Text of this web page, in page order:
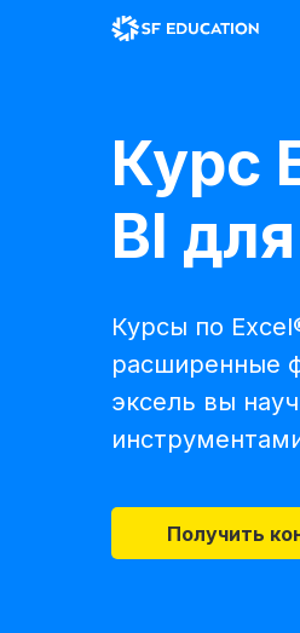
Курс
BI
Курсы по
расширенные
эксель вы
Получить